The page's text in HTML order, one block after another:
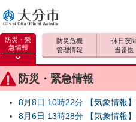
大分市
防災・緊
急情報
防災緊
急情報
を開く
防災・緊急情報
8月8日 10時22分 【気象情報
8月6日 13時28分 【気象情報
防災危機
管理情報
休日夜
当番医